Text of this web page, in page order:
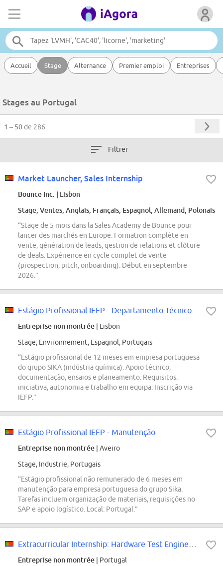
Accueil Stage Alternance Premier emploi Entreprises
Stages au Portugal
1 – 50de 286
Filtrer
Market Launcher, Sales Internship
Bounce Inc. | Lisbon
Stage, Ventes, Anglais, Français, Espagnol, Allemand, Polonais
“Stage de 5 mois dans la Sales Academy de Bounce pour
lancer des marchés en Europe. Formation complète en
vente, génération de leads, gestion de relations et clôture
de deals. Expérience en cycle complet de vente
(prospection, pitch, onboarding). Début en septembre
2026.”
Estágio Profissional IEFP - Departamento Técnico
Entreprise non montrée | Lisbon
Stage, Environnement, Espagnol, Portugais
“Estágio profissional de 12 meses em empresa portuguesa
do grupo SIKA (indústria química). Apoio técnico,
documentação, ensaios e planeamento. Requisitos:
iniciativa, autonomia e trabalho em equipa. Inscrição via
IEFP.”
Estágio Profissional IEFP - Manutenção
Entreprise non montrée | Aveiro
Stage, Industrie, Portugais
“Estágio profissional não remunerado de 6 meses em
manutenção para empresa portuguesa do grupo Sika.
Tarefas incluem organização de materiais, requisições no
SAP e apoio logístico. Local: Portugal.”
Entreprise non montrée | Portugal